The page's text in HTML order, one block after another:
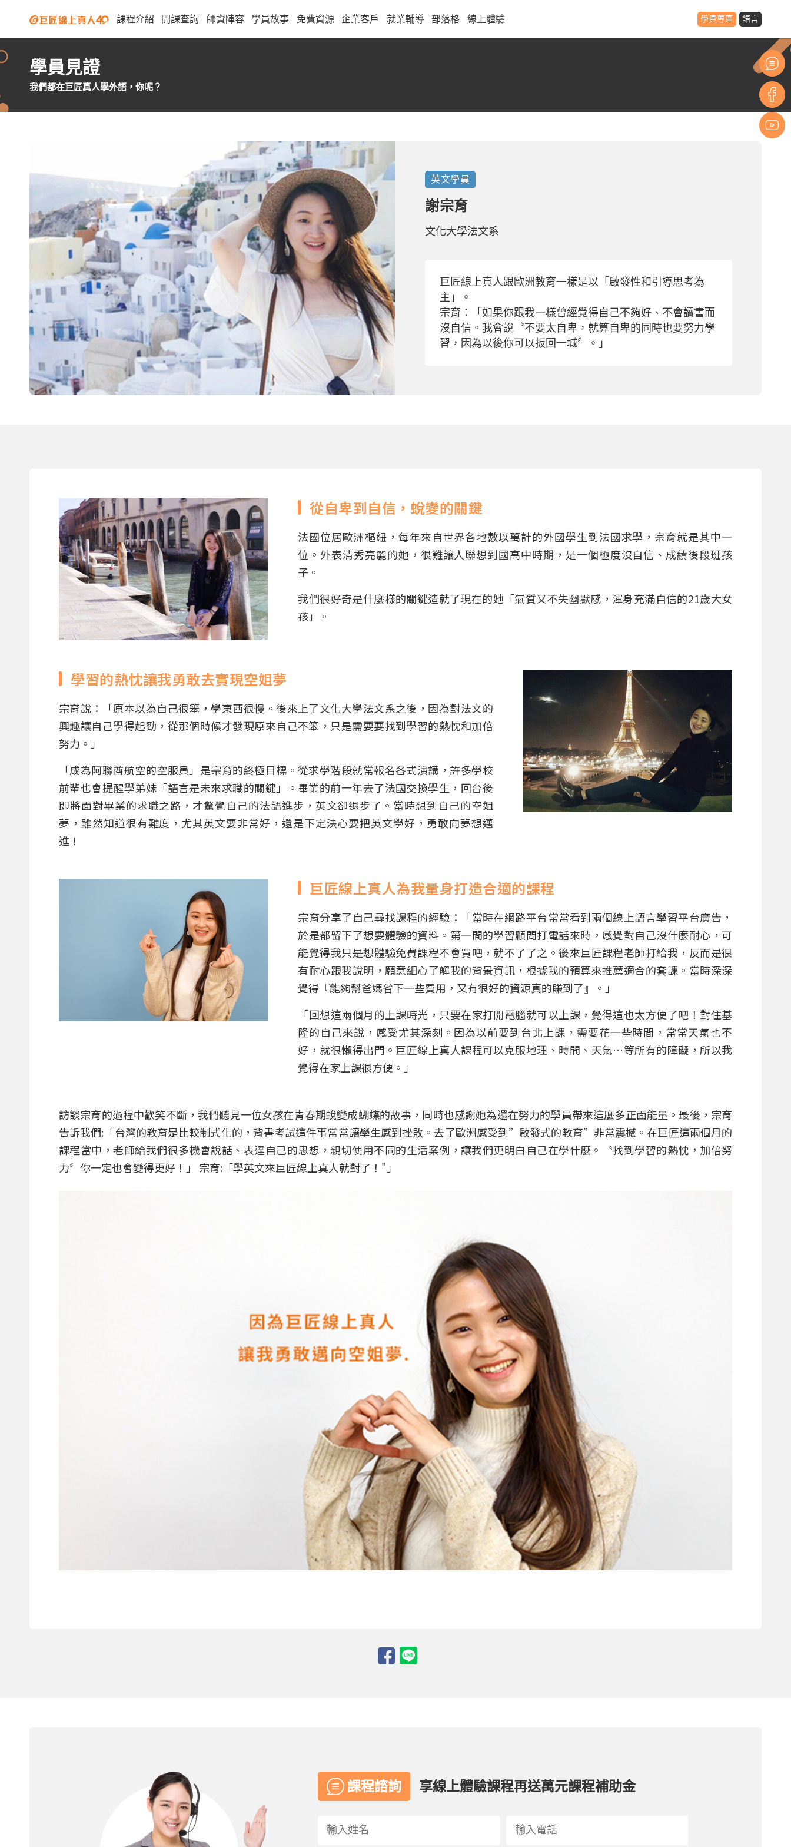
課程介紹 開課查詢 師資陣容 學員故事 免費資源 企業客戶 就業輔導 部落格 線上體驗 學員專區 語言
學員見證
我們都在巨匠真人學外語，你呢？
英文學員
謝宗育
文化大學法文系
巨匠線上真人跟歐洲教育一樣是以「啟發性和引導思考為
主」。
宗育：「如果你跟我一樣曾經覺得自己不夠好、不會讀書而
沒自信。我會說〝不要太自卑，就算自卑的同時也要努力學
習，因為以後你可以扳回一城〞。」
從自卑到自信，蛻變的關鍵
法國位居歐洲樞紐，每年來自世界各地數以萬計的外國學生到法國求學，宗育就是其中一
位。外表清秀亮麗的她，很難讓人聯想到國高中時期，是一個極度沒自信、成績後段班孩
子。
我們很好奇是什麼樣的關鍵造就了現在的她「氣質又不失幽默感，渾身充滿自信的21歲大女
孩」。
學習的熱忱讓我勇敢去實現空姐夢
宗育說：「原本以為自己很笨，學東西很慢。後來上了文化大學法文系之後，因為對法文的
興趣讓自己學得起勁，從那個時候才發現原來自己不笨，只是需要要找到學習的熱忱和加倍
努力。」
「成為阿聯酋航空的空服員」是宗育的終極目標。從求學階段就常報名各式演講，許多學校
前輩也會提醒學弟妹「語言是未來求職的關鍵」。畢業的前一年去了法國交換學生，回台後
即將面對畢業的求職之路，才驚覺自己的法語進步，英文卻退步了。當時想到自己的空姐
夢，雖然知道很有難度，尤其英文要非常好，還是下定決心要把英文學好，勇敢向夢想邁
進！
巨匠線上真人為我量身打造合適的課程
宗育分享了自己尋找課程的經驗：「當時在網路平台常常看到兩個線上語言學習平台廣告，
於是都留下了想要體驗的資料。第一間的學習顧問打電話來時，感覺對自己沒什麼耐心，可
能覺得我只是想體驗免費課程不會買吧，就不了了之。後來巨匠課程老師打給我，反而是很
有耐心跟我說明，願意細心了解我的背景資訊，根據我的預算來推薦適合的套課。當時深深
覺得『能夠幫爸媽省下一些費用，又有很好的資源真的賺到了』。」
「回想這兩個月的上課時光，只要在家打開電腦就可以上課，覺得這也太方便了吧！對住基
隆的自己來說，感受尤其深刻。因為以前要到台北上課，需要花一些時間，常常天氣也不
好，就很懶得出門。巨匠線上真人課程可以克服地理、時間、天氣…等所有的障礙，所以我
覺得在家上課很方便。」
訪談宗育的過程中歡笑不斷，我們聽見一位女孩在青春期蛻變成蝴蝶的故事，同時也感謝她為還在努力的學員帶來這麼多正面能量。最後，宗育
告訴我們:「台灣的教育是比較制式化的，背書考試這件事常常讓學生感到挫敗。去了歐洲感受到”啟發式的教育”非常震撼。在巨匠這兩個月的
課程當中，老師給我們很多機會說話、表達自己的思想，親切使用不同的生活案例，讓我們更明白自己在學什麼。〝找到學習的熱忱，加倍努
力〞你一定也會變得更好！」 宗育:「學英文來巨匠線上真人就對了！"」
課程諮詢 享線上體驗課程再送萬元課程補助金